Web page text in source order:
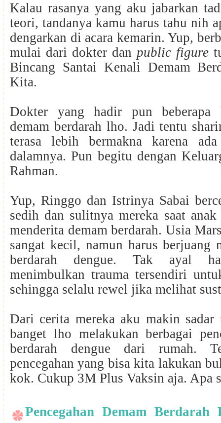
Kalau rasanya yang aku jabarkan
teori, tandanya kamu harus tahu nih
dengarkan di acara kemarin. Yup,
mulai dari dokter dan public figure
Bincang Santai Kenali Demam
Kita.
Dokter yang hadir pun beberapa
demam berdarah lho. Jadi tentu
terasa lebih bermakna karena
dalamnya. Pun begitu dengan
Rahman.
Yup, Ringgo dan Istrinya Sabai
sedih dan sulitnya mereka saat
menderita demam berdarah. Usia
sangat kecil, namun harus berjuang
berdarah dengue. Tak ayal
menimbulkan trauma tersendiri
sehingga selalu rewel jika melihat
Dari cerita mereka aku makin sadar
banget lho melakukan berbagai
berdarah dengue dari rumah.
pencegahan yang bisa kita lakukan
kok. Cukup 3M Plus Vaksin aja. Apa
Pencegahan Demam Berdarah